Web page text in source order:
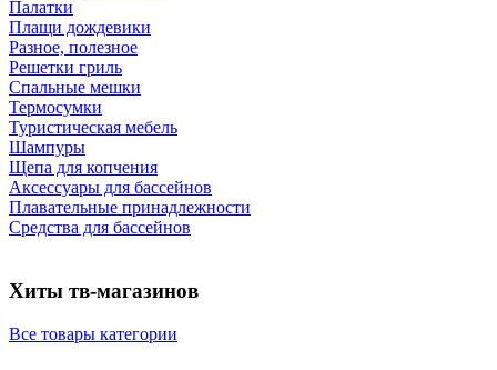
Палатки
Плащи дождевики
Разное, полезное
Решетки гриль
Спальные мешки
Термосумки
Туристическая мебель
Шампуры
Щепа для копчения
Аксессуары для бассейнов
Плавательные принадлежности
Средства для бассейнов
Хиты тв-магазинов
Все товары категории